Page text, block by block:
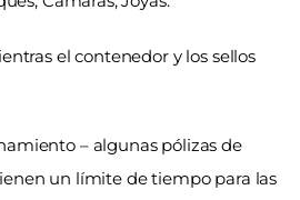
el contenedor y los sellos
– algunas pólizas de
un límite de tiempo para las